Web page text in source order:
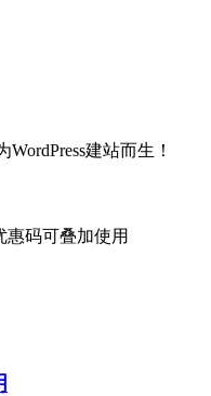
建站而生！
惠码可叠加使用